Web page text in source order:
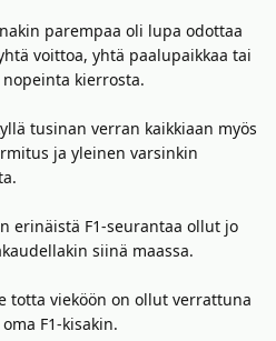
parempaa oli lupa odottaa
voittoa, yhtä paalupaikkaa tai
kierrosta.
tusinan verran kaikkiaan myös
ja yleinen varsinkin
erinäistä F1-seurantaa ollut jo
siinä maassa.
totta vieköön on ollut verrattuna
F1-kisakin.